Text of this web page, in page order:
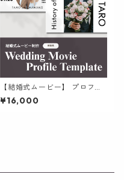
【結婚式ムービー】 プロフィ
ールムービー | おしゃれな雑誌
風に生い立ちを魅せる テンプ
¥16,000